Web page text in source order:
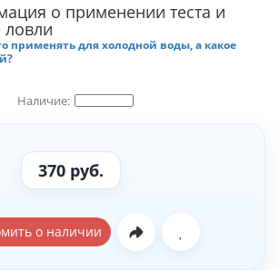
о применении теста и
ловли
применять для холодной воды, а какое
370 руб.
о наличии